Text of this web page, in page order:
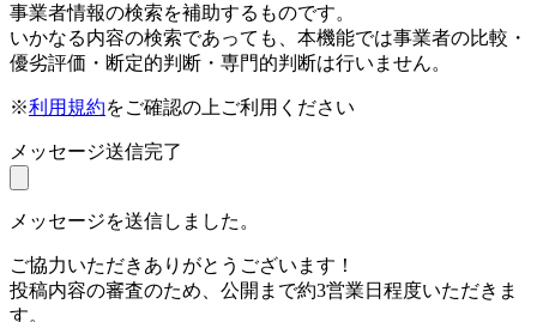
事業者情報の検索を補助するものです。
いかなる内容の検索であっても、本機能では事業者の比較・
優劣評価・断定的判断・専門的判断は行いません。
※利用規約をご確認の上ご利用ください
メッセージ送信完了
メッセージを送信しました。
ご協力いただきありがとうございます！
投稿内容の審査のため、公開まで約3営業日程度いただきま
す。